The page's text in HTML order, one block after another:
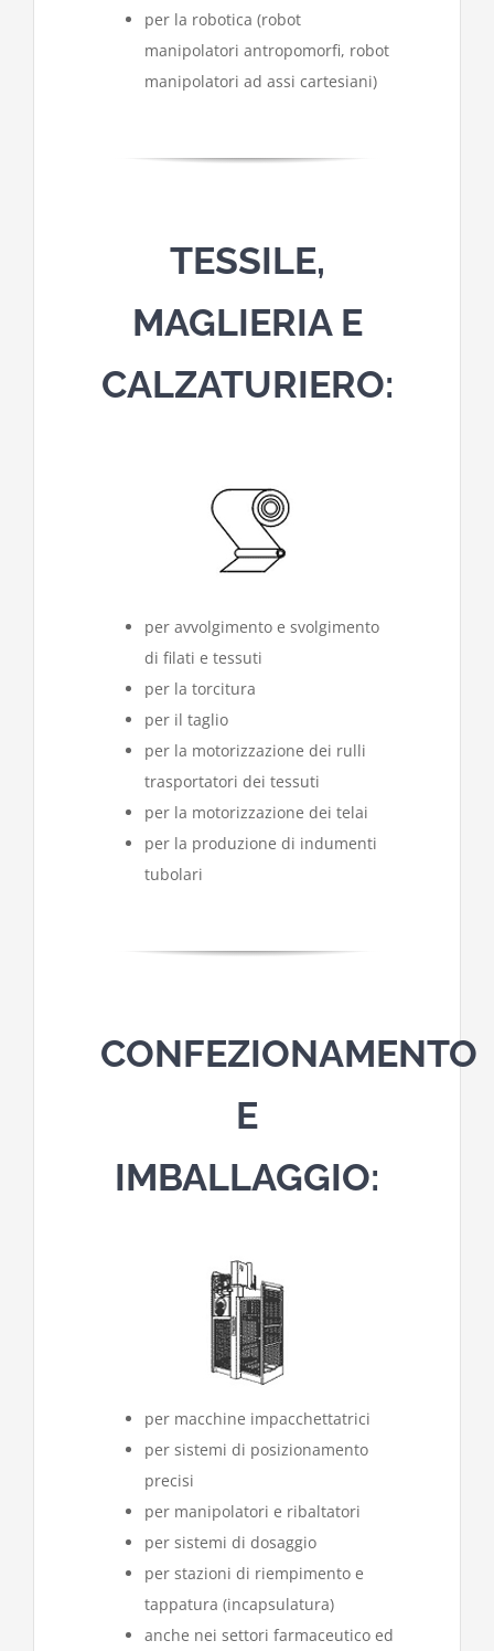
per la robotica (robot
manipolatori antropomorfi, robot
manipolatori ad assi cartesiani)
TESSILE,
MAGLIERIA E
CALZATURIERO:
per avvolgimento e svolgimento
di filati e tessuti
per la torcitura
per il taglio
per la motorizzazione dei rulli
trasportatori dei tessuti
per la motorizzazione dei telai
per la produzione di indumenti
tubolari
CONFEZIONAMENTO
E
IMBALLAGGIO:
per macchine impacchettatrici
per sistemi di posizionamento
precisi
per manipolatori e ribaltatori
per sistemi di dosaggio
per stazioni di riempimento e
tappatura (incapsulatura)
anche nei settori farmaceutico ed